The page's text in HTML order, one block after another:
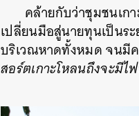
คล้ายกับว่าชุมชนเก
เปลี่ยนมือสู่นายทุนเป็นร
บริเวณหาดทั้งหมด จนมี
สอร์ตเกาะโหลนถึงจะมี